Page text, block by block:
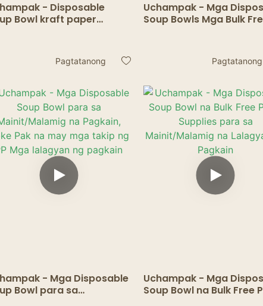
- Disposable
Bowl kraft paper
Pagtatanong
Uchampak - Mga
Soup Bowls Mga Bulk
Para sa mga mangkok na
may takip ng PP Mga
Pagtatanong
- Mga Disposable
Bowl para sa
Uchampak - Mga
Soup Bowl na Bulk Free